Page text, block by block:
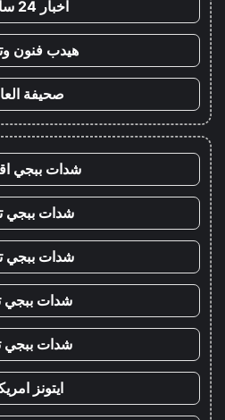
اخبار 24 ساعة
هيدب فنون
صحيفة
شدات ببجي
شدات ببجي
شدات ببجي
شدات ببجي
شدات ببجي
ايتونز